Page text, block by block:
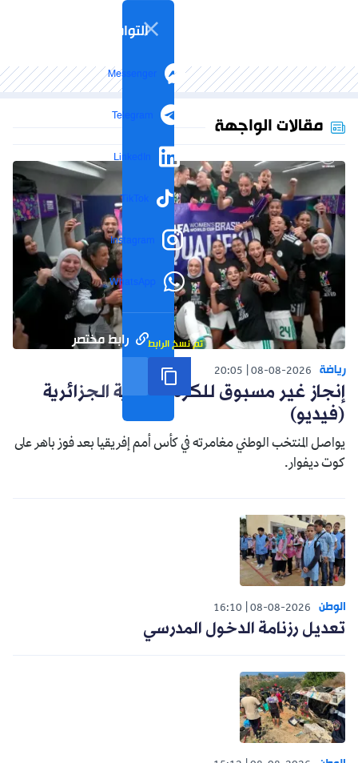
التواصل الاجتماعي
Messenger
Telegram
LinkedIn
TikTok
Instagram
WhatsApp
رابط مختصر تم نسخ الرابط
مقالات الواجهة
رياضة 08-08-2026
20:05
إنجاز غير مسبوق للكرة النسوية الجزائرية
(فيديو)
يواصل المنتخب الوطني مغامرته في كأس أمم إفريقيا بعد فوز باهر على
كوت ديفوار.
الوطن 08-08-2026
16:10
تعديل رزنامة الدخول المدرسي